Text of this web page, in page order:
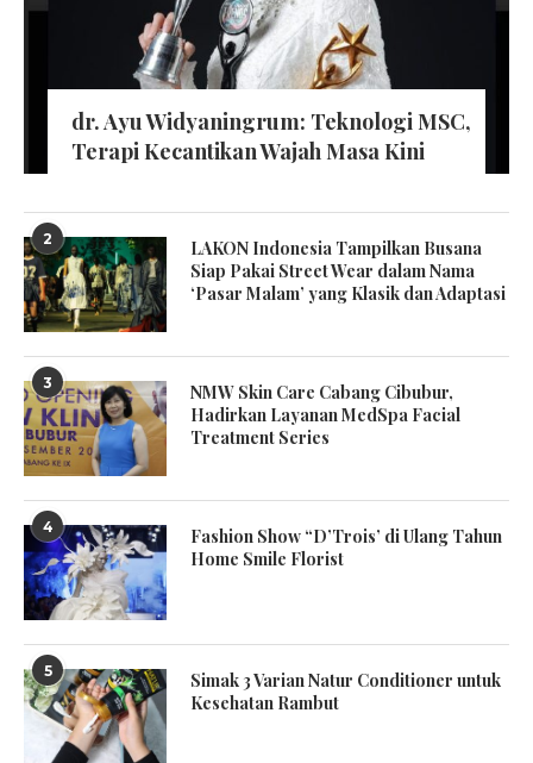
dr. Ayu Widyaningrum: Teknologi MSC,
Terapi Kecantikan Wajah Masa Kini
2
LAKON Indonesia Tampilkan Busana
Siap Pakai Street Wear dalam Nama
‘Pasar Malam’ yang Klasik dan Adaptasi
3
NMW Skin Care Cabang Cibubur,
Hadirkan Layanan MedSpa Facial
Treatment Series
4
Fashion Show “D’Trois’ di Ulang Tahun
Home Smile Florist
5
Simak 3 Varian Natur Conditioner untuk
Kesehatan Rambut